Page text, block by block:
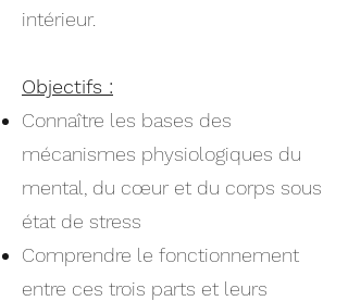
intérieur.
Objectifs :
Connaître les bases des
mécanismes physiologiques du
mental, du cœur et du corps sous
état de stress
Comprendre le fonctionnement
entre ces trois parts et leurs